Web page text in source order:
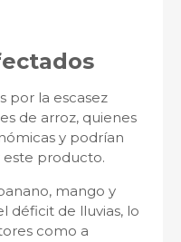
por la escasez
de arroz, quienes
y podrían
producto.
mango y
déficit de lluvias, lo
como a